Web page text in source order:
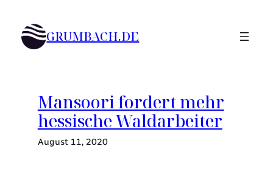
Inhalt
springen GRUMBACH.DE
Mansoori fordert mehr
hessische Waldarbeiter
August 11, 2020